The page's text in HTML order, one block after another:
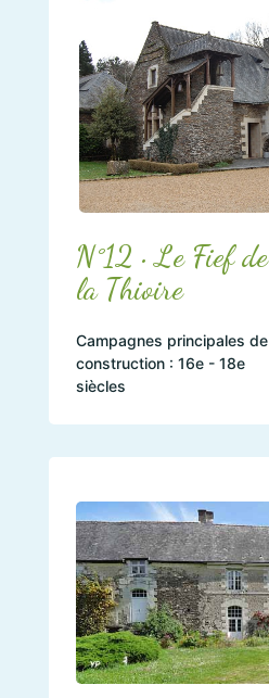
N°12 • Le Fief de
la Thioire
Campagnes principales de
construction : 16e - 18e
siècles